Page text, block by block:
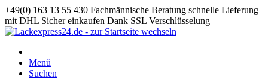
+49(0) 163 13 55 430 Fachmännische Beratung schnelle Lieferung
mit DHL Sicher einkaufen Dank SSL Verschlüsselung
Menü
Suchen